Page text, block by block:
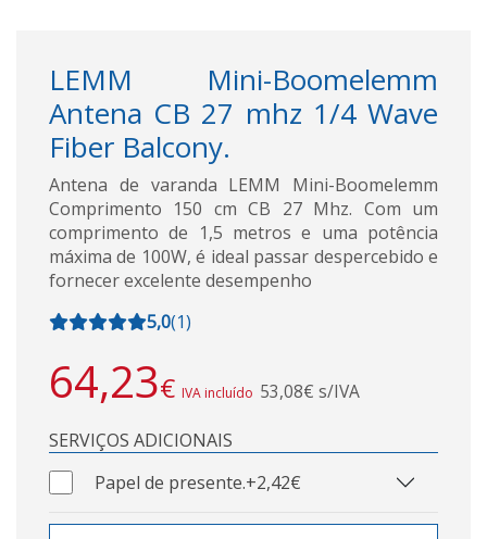
LEMM Mini-Boomelemm
Antena CB 27 mhz 1/4 Wave
Fiber Balcony.
Antena de varanda LEMM Mini-Boomelemm
Comprimento 150 cm CB 27 Mhz. Com um
comprimento de 1,5 metros e uma potência
máxima de 100W, é ideal passar despercebido e
fornecer excelente desempenho
5,0(1)
64,23€ IVA incluído 53,08€ s/IVA
SERVIÇOS ADICIONAIS
Papel de presente.+2,42€